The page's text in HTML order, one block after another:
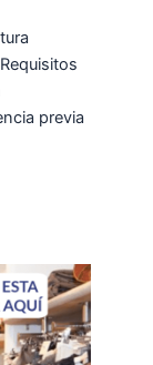
previa